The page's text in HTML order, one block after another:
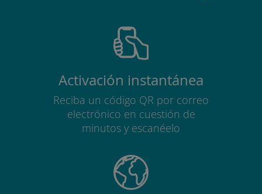
Activación instantánea
Reciba un código QR por correo
electrónico en cuestión de
minutos y escanéelo